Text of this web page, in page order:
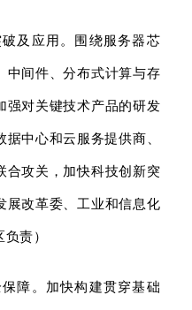
破及应用。围绕服务器芯
中间件、分布式计算与存
强对关键技术产品的研发
中心和云服务提供商、
合攻关，加快科技创新突
展改革委、工业和信息化
责）
保障。加快构建贯穿基础